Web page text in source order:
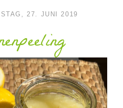
27. JUNI 2019